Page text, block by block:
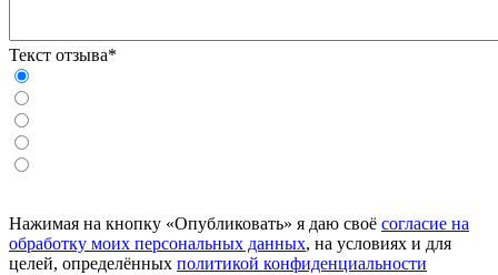
Текст отзыва*
Нажимая на кнопку «Опубликовать» я даю своё согласие на
обработку моих персональных данных, на условиях и для
целей, определённых политикой конфиденциальности